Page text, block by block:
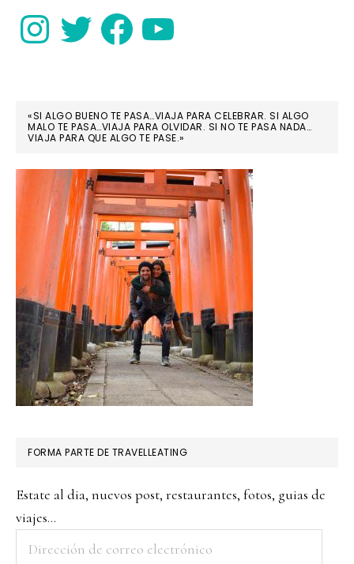
InstagramTwitter FacebookYouTube
«SI ALGO BUENO TE PASA…VIAJA PARA CELEBRAR. SI ALGO
MALO TE PASA…VIAJA PARA OLVIDAR. SI NO TE PASA NADA…
VIAJA PARA QUE ALGO TE PASE.»
FORMA PARTE DE TRAVELLEATING
Estate al dia, nuevos post, restaurantes, fotos, guias de
viajes...